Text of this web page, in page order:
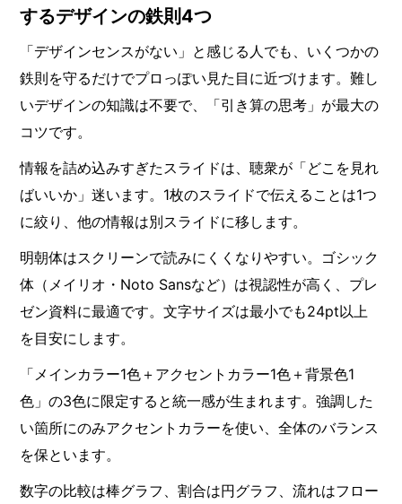
するデザインの鉄則4つ
「デザインセンスがない」と感じる人でも、いくつかの
鉄則を守るだけでプロっぽい見た目に近づけます。難し
いデザインの知識は不要で、「引き算の思考」が最大の
コツです。
情報を詰め込みすぎたスライドは、聴衆が「どこを見れ
ばいいか」迷います。1枚のスライドで伝えることは1つ
に絞り、他の情報は別スライドに移します。
明朝体はスクリーンで読みにくくなりやすい。ゴシック
体（メイリオ・Noto Sansなど）は視認性が高く、プレ
ゼン資料に最適です。文字サイズは最小でも24pt以上
を目安にします。
「メインカラー1色＋アクセントカラー1色＋背景色1
色」の3色に限定すると統一感が生まれます。強調した
い箇所にのみアクセントカラーを使い、全体のバランス
を保といます。
数字の比較は棒グラフ、割合は円グラフ、流れはフロー